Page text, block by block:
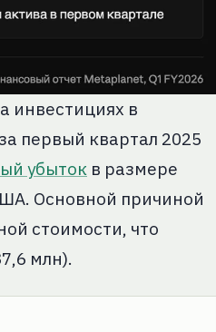
инвестициях в
первый квартал 2025
убыток в размере
Основной причиной
стоимости, что
млн).